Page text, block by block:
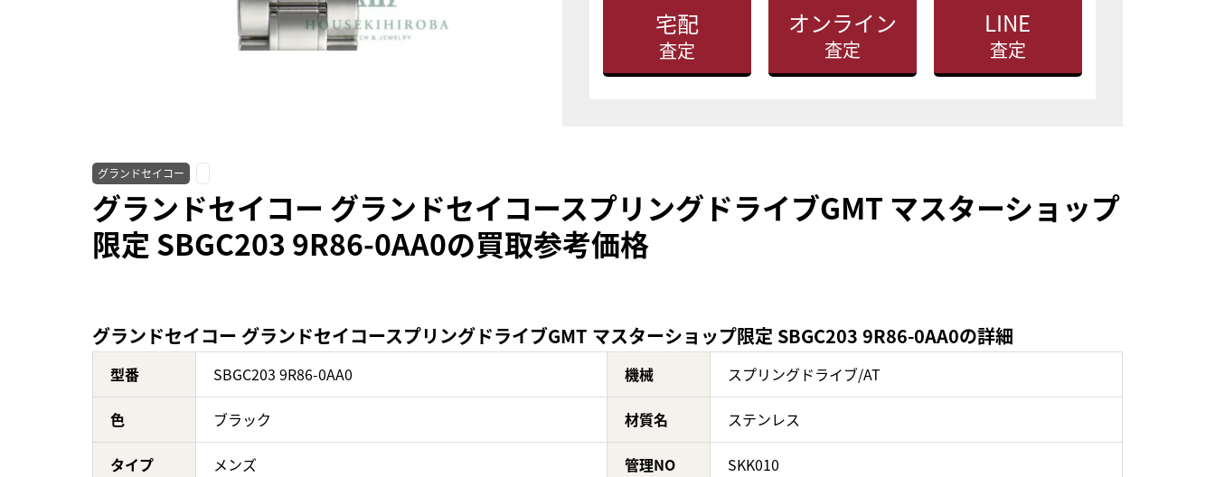
宅配
査定
オンライン
査定
LINE
査定
グランドセイコー
グランドセイコー グランドセイコースプリングドライブGMT マスターショップ
限定 SBGC203 9R86-0AA0の買取参考価格
グランドセイコー グランドセイコースプリングドライブGMT マスターショップ限定 SBGC203 9R86-0AA0の詳細
型番 SBGC203 9R86-0AA0 機械 スプリングドライブ/AT
色 ブラック 材質名 ステンレス
タイプ メンズ 管理NO SKK010